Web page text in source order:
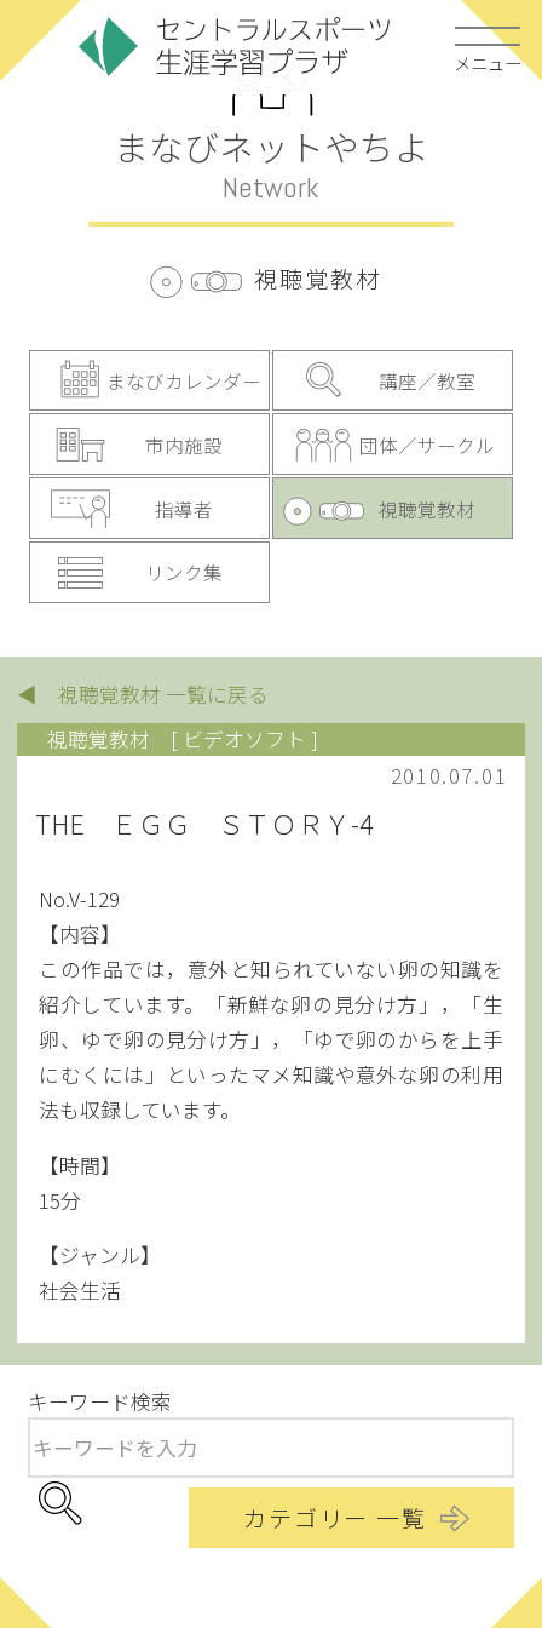
メニュー
まなびネットやちよ
Network
視聴覚教材
まなびカレンダー 講座／教室
市内施設 団体／サークル
指導者 視聴覚教材
リンク集
◀ 視聴覚教材 一覧に戻る
視聴覚教材
[ ビデオソフト ]
2010.07.01
THE ＥＧＧ ＳＴＯＲＹ-4
No.V-129
【内容】
この作品では，意外と知られていない卵の知識を
紹介しています。「新鮮な卵の見分け方」，「生
卵、ゆで卵の見分け方」，「ゆで卵のからを上手
にむくには」といったマメ知識や意外な卵の利用
法も収録しています。
【時間】
15分
【ジャンル】
社会生活
キーワード検索
カテゴリー 一覧